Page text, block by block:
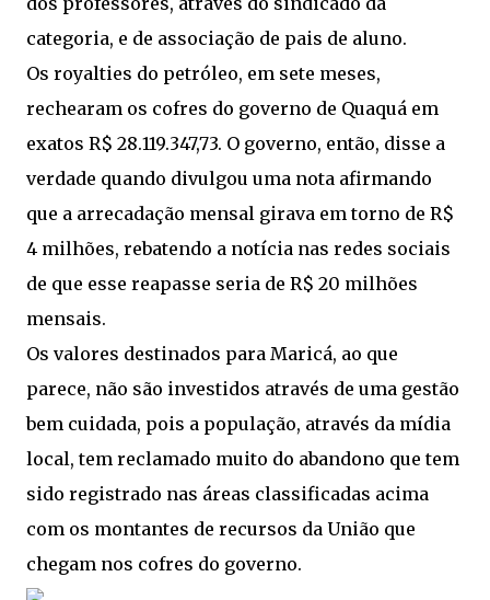
categoria, e de associação de pais de aluno.
Os royalties do petróleo, em sete meses,
rechearam os cofres do governo de Quaquá em
exatos R$ 28.119.347,73. O governo, então, disse a
verdade quando divulgou uma nota afirmando
que a arrecadação mensal girava em torno de R$
4 milhões, rebatendo a notícia nas redes sociais
de que esse reapasse seria de R$ 20 milhões
mensais.
Os valores destinados para Maricá, ao que
parece, não são investidos através de uma gestão
bem cuidada, pois a população, através da mídia
local, tem reclamado muito do abandono que tem
sido registrado nas áreas classificadas acima
com os montantes de recursos da União que
chegam nos cofres do governo.